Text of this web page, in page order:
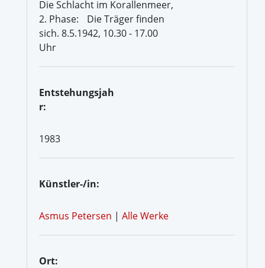
Die Schlacht im Korallenmeer,
2. Phase: Die Träger finden
sich. 8.5.1942, 10.30 - 17.00
Uhr
Entstehungsjah
r:
1983
Künstler-/in:
Asmus Petersen | Alle Werke
Ort: